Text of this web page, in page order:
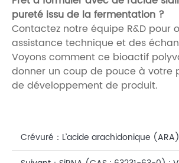
pureté issu de la fermentation ?
Contactez notre équipe R&D pour
assistance technique et des
Voyons comment ce bioactif
donner un coup de pouce à votre
de développement de produit.
Crévuré： L’acide arachidonique